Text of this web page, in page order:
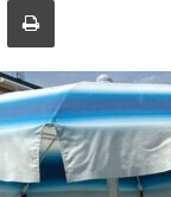
i
a
u
n
'
e